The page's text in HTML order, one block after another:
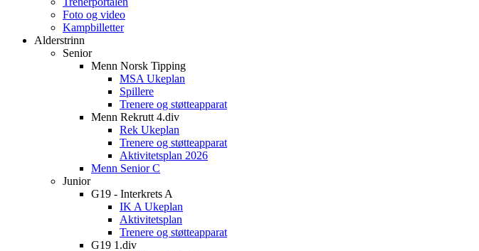
Foto og video
Kampbilletter
Alderstrinn
Senior
Menn Norsk Tipping
MSA Ukeplan
Spillere
Trenere og støtteapparat
Menn Rekrutt 4.div
Rek Ukeplan
Trenere og støtteapparat
Aktivitetsplan 2026
Menn Senior C
Junior
G19 - Interkrets A
IK A Ukeplan
Aktivitetsplan
Trenere og støtteapparat
G19 1.div